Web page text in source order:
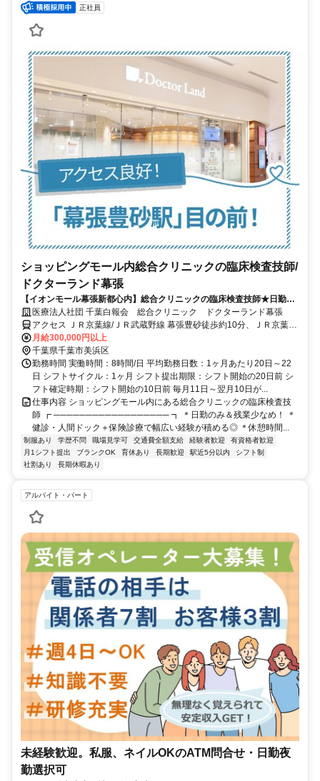
正社員
ショッピングモール内総合クリニックの臨床検査技師/
ドクターランド幕張
【イオンモール幕張新都心内】総合クリニックの臨床検査技師★日勤の
み＆残業少なめ★退勤後にそのままお買い物も◎
医療法人社団 千葉白報会 総合クリニック ドクターランド幕張
アクセス ＪＲ京葉線/ＪＲ武蔵野線 幕張豊砂徒歩約10分、ＪＲ京葉線/
ＪＲ武蔵野線 海浜幕張北口(中央口)徒歩約15分 「幕張豊砂駅」目の
前
月給300,000円以上
千葉県千葉市美浜区
勤務時間 実働時間：8時間/日 平均勤務日数：1ヶ月あたり20日～22
日 シフトサイクル：1ヶ月 シフト提出期限：シフト開始の20日前 シ
フト確定時期：シフト開始の10日前 毎月11日～翌月10日が...
仕事内容 ショッピングモール内にある総合クリニックの臨床検査技
師 ┏ ────────────────── ┓ ＊日勤のみ＆残業少なめ！ ＊
健診・人間ドック＋保険診療で幅広い経験が積める◎ ＊休憩時間...
制服あり 学歴不問 職場見学可 交通費全額支給 経験者歓迎
有資格者歓迎
月1シフト提出
ブランクOK 育休あり 長期歓迎 駅近5分以内
シフト制
社割あり
長期休暇あり
アルバイト・パート
未経験歓迎。私服、ネイルOKのATM問合せ・日勤夜
勤選択可